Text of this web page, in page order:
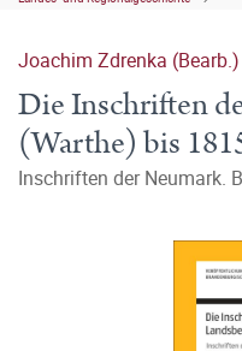
Joachim Zdrenka (Bearb.)
Die Inschriften
(Warthe) bis
Inschriften der Neumark.